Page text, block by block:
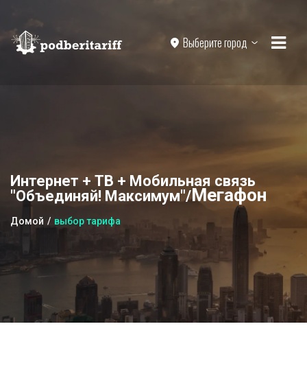
Выберите город
Интернет + ТВ + Мобильная связь
"Объединяй! Максимум"/Мегафон
Домой выбор тарифа